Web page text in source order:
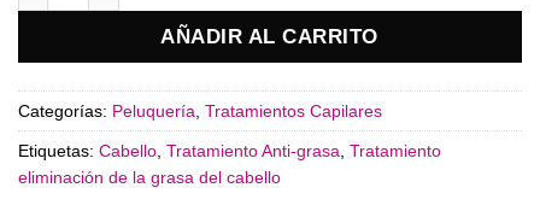
AÑADIR AL CARRITO
Categorías: Peluquería Tratamientos Capilares
Etiquetas: Cabello Tratamiento Anti-grasa Tratamiento
eliminación de la grasa del cabello